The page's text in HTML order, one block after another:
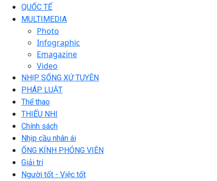
QUỐC TẾ
MULTIMEDIA
Photo
Infographic
Emagazine
Video
NHỊP SỐNG XỨ TUYÊN
PHÁP LUẬT
Thể thao
THIẾU NHI
Chính sách
Nhịp cầu nhân ái
ỐNG KÍNH PHÓNG VIÊN
Giải trí
Người tốt - Việc tốt